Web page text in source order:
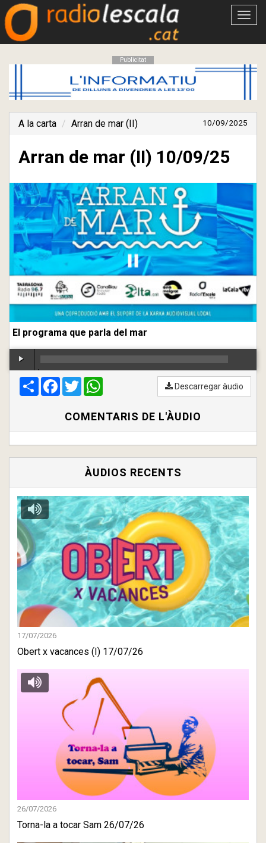
Obrir
Publicitat
A la carta Arran de mar (II) 10/09/2025
Arran de mar (II) 10/09/25
El programa que parla del mar
00:00/ 00:00
CompartirFacebook
Twitter Descarregar àudio
COMENTARIS DE L'ÀUDIO
ÀUDIOS RECENTS
17/07/2026
Obert x vacances (I) 17/07/26
26/07/2026
Torna-la a tocar Sam 26/07/26